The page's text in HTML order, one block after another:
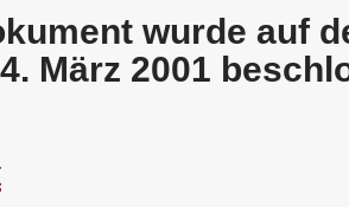
wurde auf
März 2001